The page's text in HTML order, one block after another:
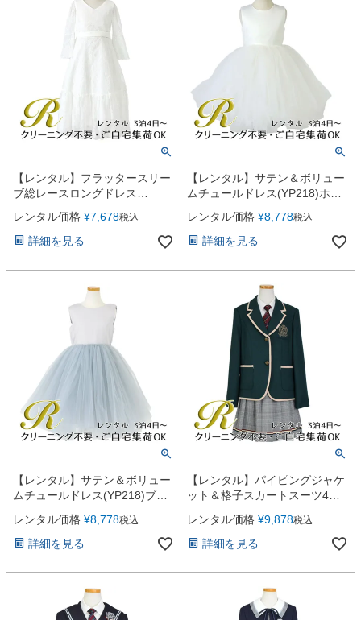
【レンタル】フラッタースリー
ブ総レースロングドレス
(YP219)ホワイト
レンタル価格 ¥7,678税込
詳細を見る
【レンタル】サテン＆ボリュー
ムチュールドレス(YP218)ホワ
レンタル価格 ¥8,778税込
詳細を見る
【レンタル】サテン＆ボリュー
ムチュールドレス(YP218)ブル
レンタル価格 ¥8,778税込
詳細を見る
【レンタル】パイピングジャケ
ット＆格子スカートスーツ4点
セット(CAT932512)グリーン
レンタル価格 ¥9,878税込
詳細を見る